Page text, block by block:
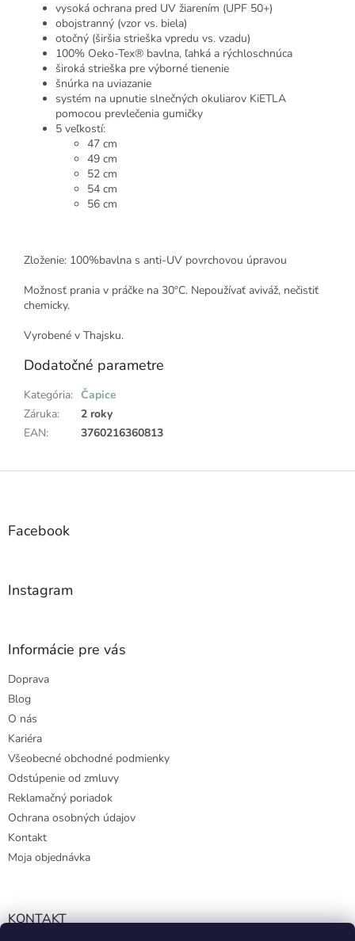
vysoká ochrana pred UV žiarením (UPF 50+)
obojstranný (vzor vs. biela)
otočný (širšia strieška vpredu vs. vzadu)
100% Oeko-Tex® bavlna, ľahká a rýchloschnúca
široká strieška pre výborné tienenie
šnúrka na uviazanie
systém na upnutie slnečných okuliarov KiETLA
pomocou prevlečenia gumičky
5 veľkostí:
47 cm
49 cm
52 cm
54 cm
56 cm
Zloženie: 100%bavlna s anti-UV povrchovou úpravou
Možnosť prania v práčke na 30ºC. Nepoužívať aviváž, nečistiť
chemicky.
Vyrobené v Thajsku.
Dodatočné parametre
Kategória: Čapice
Záruka:
2 roky
EAN: 3760216360813
Z
Facebook
Instagram
Informácie pre vás
Doprava
Blog
O nás
Kariéra
Všeobecné obchodné podmienky
Odstúpenie od zmluvy
Reklamačný poriadok
Ochrana osobných údajov
Kontakt
Moja objednávka
KONTAKT